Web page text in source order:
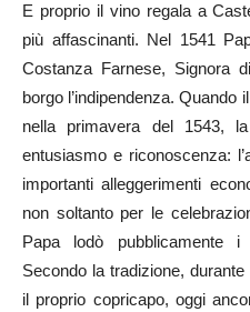
E proprio il vino regala a
più affascinanti. Nel 1541
Costanza Farnese, Signora
borgo l’indipendenza. Quando
nella primavera del 1543,
entusiasmo e riconoscenza:
importanti alleggerimenti
non soltanto per le
Papa lodò pubblicamente i
Secondo la tradizione,
il proprio copricapo, oggi